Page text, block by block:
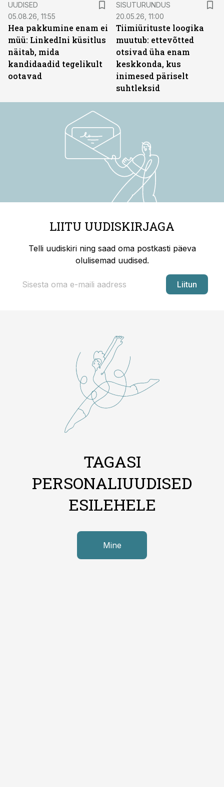
UUDISED
05.08.26, 11:55
Hea pakkumine enam ei
müü: LinkedIni küsitlus
näitab, mida
kandidaadid tegelikult
ootavad
SISUTURUNDUS
20.05.26, 11:00
Tiimiürituste loogika
muutub: ettevõtted
otsivad üha enam
keskkonda, kus
inimesed päriselt
suhtleksid
LIITU UUDISKIRJAGA
Telli uudiskiri ning saad oma postkasti päeva
olulisemad uudised.
Liitun
TAGASI
PERSONALIUUDISED
ESILEHELE
Mine